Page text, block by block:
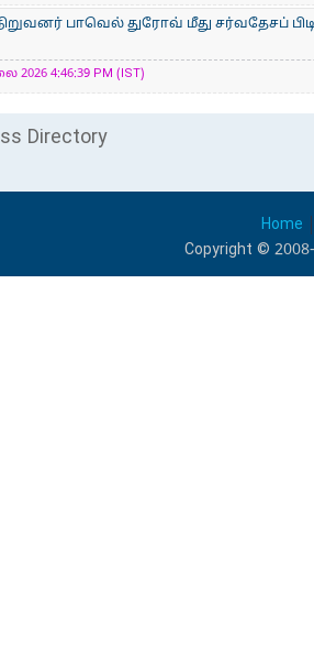
பாவெல் துரோவ் மீது சர்வதேசப்
4:46:39 PM (IST)
Directory
Home
Copyright ©